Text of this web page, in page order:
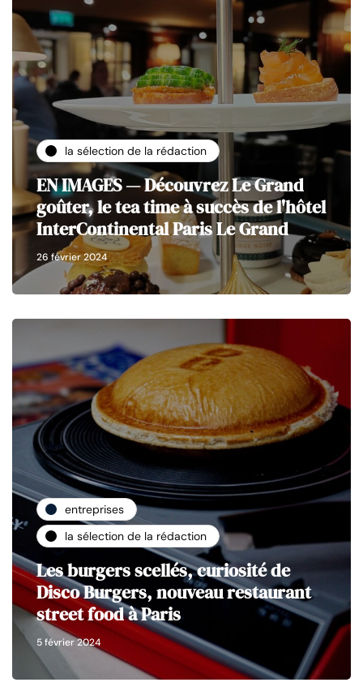
la sélection de la rédaction
EN IMAGES — Découvrez Le Grand
goûter, le tea time à succès de l'hôtel
InterContinental Paris Le Grand
26 février 2024
entreprises
la sélection de la rédaction
Les burgers scellés, curiosité de
Disco Burgers, nouveau restaurant
street food à Paris
5 février 2024